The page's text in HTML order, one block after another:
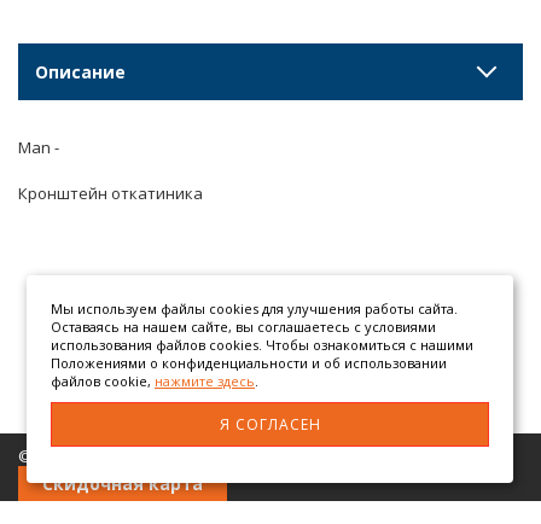
Описание
Man -
Кронштейн откатиника
© 2026 ООО «АТЕГОМАН» грузовые автозапчасти
Скидочная карта
Мы используем файлы cookies для улучшения работы сайта.
Оставаясь на нашем сайте, вы соглашаетесь с условиями
использования файлов cookies. Чтобы ознакомиться с нашими
Положениями о конфиденциальности и об использовании
файлов cookie, нажмите здесь.
Я СОГЛАСЕН